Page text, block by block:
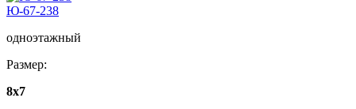
Ю-67-238
одноэтажный
Размер:
8x7